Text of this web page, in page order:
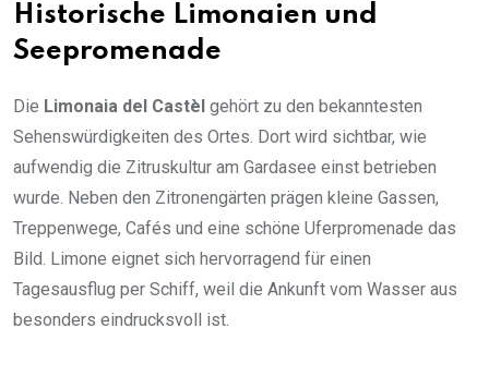
Historische Limonaien und
Seepromenade
Die Limonaia del Castèl gehört zu den bekanntesten
Sehenswürdigkeiten des Ortes. Dort wird sichtbar, wie
aufwendig die Zitruskultur am Gardasee einst betrieben
wurde. Neben den Zitronengärten prägen kleine Gassen,
Treppenwege, Cafés und eine schöne Uferpromenade das
Bild. Limone eignet sich hervorragend für einen
Tagesausflug per Schiff, weil die Ankunft vom Wasser aus
besonders eindrucksvoll ist.